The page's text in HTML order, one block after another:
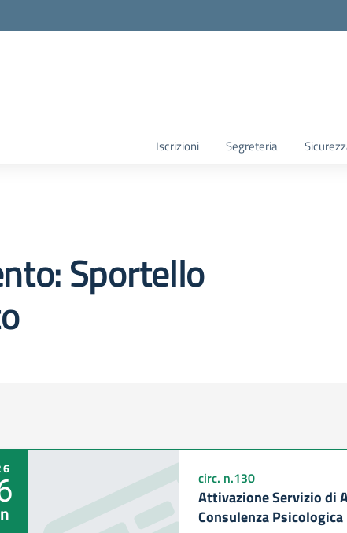
Iscrizioni Segreteria
Sportello
circ. n.130
Attivazione Servizio di
Consulenza